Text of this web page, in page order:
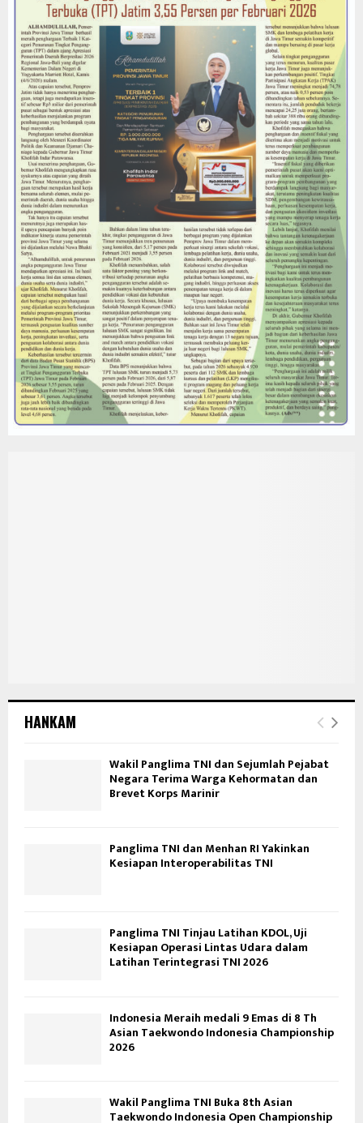
HANKAM
Wakil Panglima TNI dan Sejumlah Pejabat
Negara Terima Warga Kehormatan dan
Brevet Korps Marinir
Panglima TNI dan Menhan RI Yakinkan
Kesiapan Interoperabilitas TNI
Panglima TNI Tinjau Latihan KDOL, Uji
Kesiapan Operasi Lintas Udara dalam
Latihan Terintegrasi TNI 2026
Indonesia Meraih medali 9 Emas di 8 Th
Asian Taekwondo Indonesia Championship
2026
Wakil Panglima TNI Buka 8th Asian
Taekwondo Indonesia Open Championship